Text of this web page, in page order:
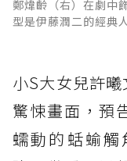
鄭煒齡（右）在劇中
型是伊藤潤二的經典
小S大女兒許
驚悚畫面，預
蠕動的蛞蝓